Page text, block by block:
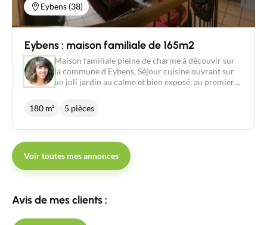
Contacter un conseiller
Estimer/Vendre
Acheter
Recrutement
Actualités
Guides
Eybens (38)
Eybens : maison familiale de 165m2
Maison familiale pleine de charme à découvir sur
la commune d'Eybens, Séjour cuisine ouvrant sur
un joli jardin au calme et bien exposé, au premier
étage de magnifiques combles aménagées avec
salle d'eau. 165m2 habitables sur 255 m2 de
commercial New Deal Immobilier- 06 59 21 31 07.
180 m² 5 pièces
Voir toutes mes annonces
Avis de mes clients :